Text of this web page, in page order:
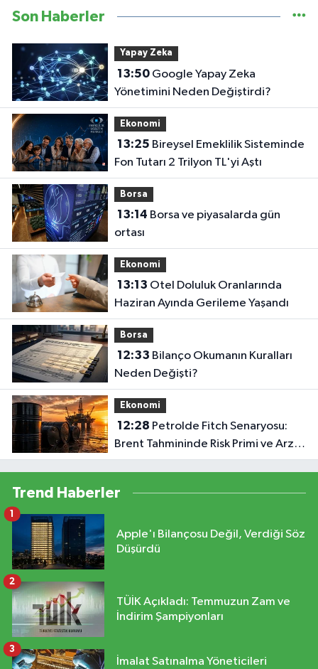
Son Haberler
Yapay Zeka
13:50Google Yapay Zeka
Yönetimini Neden Değiştirdi?
Ekonomi
13:25
Fon Tutarı 2 Trilyon TL'yi Aştı
Borsa
13:14
ortası
Ekonomi
13:13
Haziran Ayında Gerileme Yaşandı
Borsa
12:33
Neden Değişti?
Ekonomi
12:28
Brent Tahmininde Risk Primi ve Arz
Dengesi Vurgusu
Trend Haberler
Apple'ı Bilançosu Değil, Verdiği Söz
Düşürdü
1
TÜİK Açıkladı: Temmuzun Zam ve
İndirim Şampiyonları
2
İmalat Satınalma Yöneticileri
3